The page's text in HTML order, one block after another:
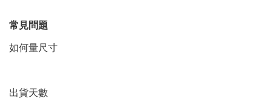
常見問題
如何量尺寸
出貨天數